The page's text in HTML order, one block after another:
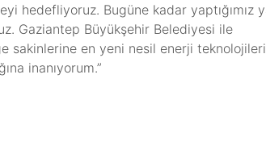
hedefliyoruz. Bugüne kadar yaptığımız
Gaziantep Büyükşehir Belediyesi ile
sakinlerine en yeni nesil enerji
inanıyorum.”